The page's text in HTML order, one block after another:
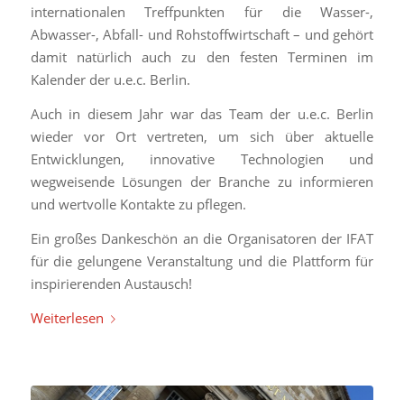
internationalen Treffpunkten für die Wasser-,
Abwasser-, Abfall- und Rohstoffwirtschaft – und gehört
damit natürlich auch zu den festen Terminen im
Kalender der u.e.c. Berlin.
Auch in diesem Jahr war das Team der u.e.c. Berlin
wieder vor Ort vertreten, um sich über aktuelle
Entwicklungen, innovative Technologien und
wegweisende Lösungen der Branche zu informieren
und wertvolle Kontakte zu pflegen.
Ein großes Dankeschön an die Organisatoren der IFAT
für die gelungene Veranstaltung und die Plattform für
inspirierenden Austausch!
Weiterlesen